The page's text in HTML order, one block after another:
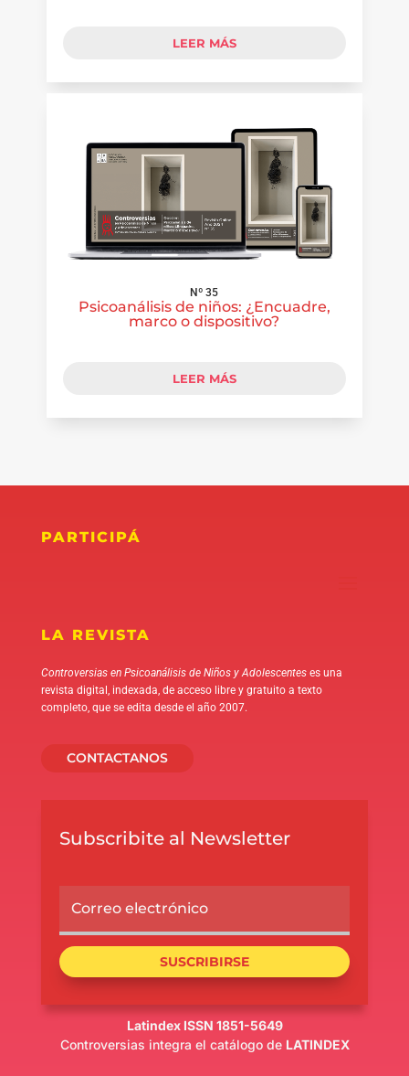
LEER MÁS
Nº 35
Psicoanálisis de niños: ¿Encuadre,
marco o dispositivo?
LEER MÁS
PARTICIPÁ
LA REVISTA
Controversias en Psicoanálisis de Niños y Adolescenteses una
revista digital, indexada, de acceso libre y gratuito a texto
completo, que se edita desde el año 2007.
CONTACTANOS
Subscribite al Newsletter
SUSCRIBIRSE
Latindex ISSN 1851-5649
Controversias integra el catálogo de LATINDEX